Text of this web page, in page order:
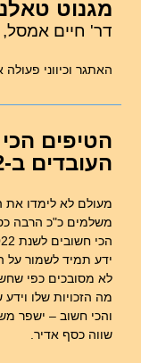
מגנוט
דר' חיים
האתגר וכיווני פעולה
הטיפים
העובדים ב-2022
מעולם לא לימדו את
משלמים כ"כ הרבה
ידע תמיד לשמור על
לא מסובכים כפי
מה הזכויות שלו
והכי חשוב – ישפר
שווה כסף אדיר.